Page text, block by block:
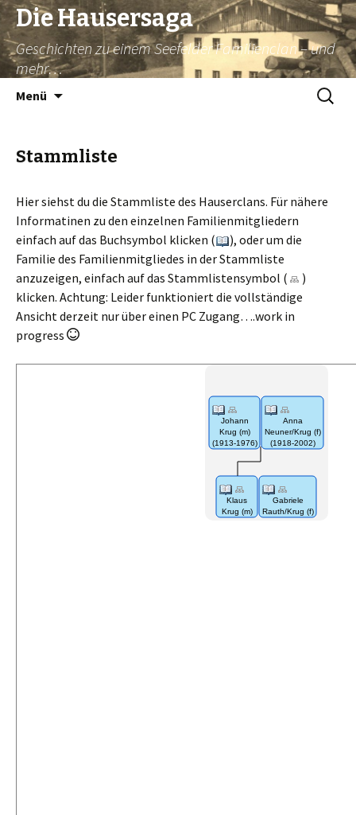
Die Hausersaga
Geschichten zu einem Seefelder Familienclan – und
mehr…
Menü
Suche
nach:
Stammliste
Hier siehst du die Stammliste des Hauserclans. Für nähere
Informatinen zu den einzelnen Familienmitgliedern
einfach auf das Buchsymbol klicken (
), oder um die
Familie des Familienmitgliedes in der Stammliste
anzuzeigen, einfach auf das Stammlistensymbol (
)
klicken. Achtung: Leider funktioniert die vollständige
Ansicht derzeit nur über einen PC Zugang….work in
progress
Johann
Krug (m)
(1913-1976)
Anna
Neuner/Krug (f)
(1918-2002)
Klaus
Krug (m)
Gabriele
Rauth/Krug (f)